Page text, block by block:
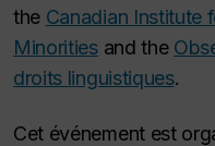
the Canadian Institute
Minoritiesand the
droits linguistiques.
Cet événement est